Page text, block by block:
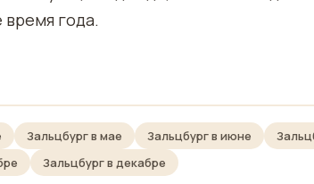
время года.
Зальцбург в мае Зальцбург в июне
Зальцбург в декабре